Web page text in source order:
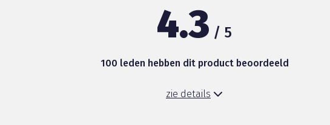
4.3 / 5
100 leden hebben dit product beoordeeld
zie details